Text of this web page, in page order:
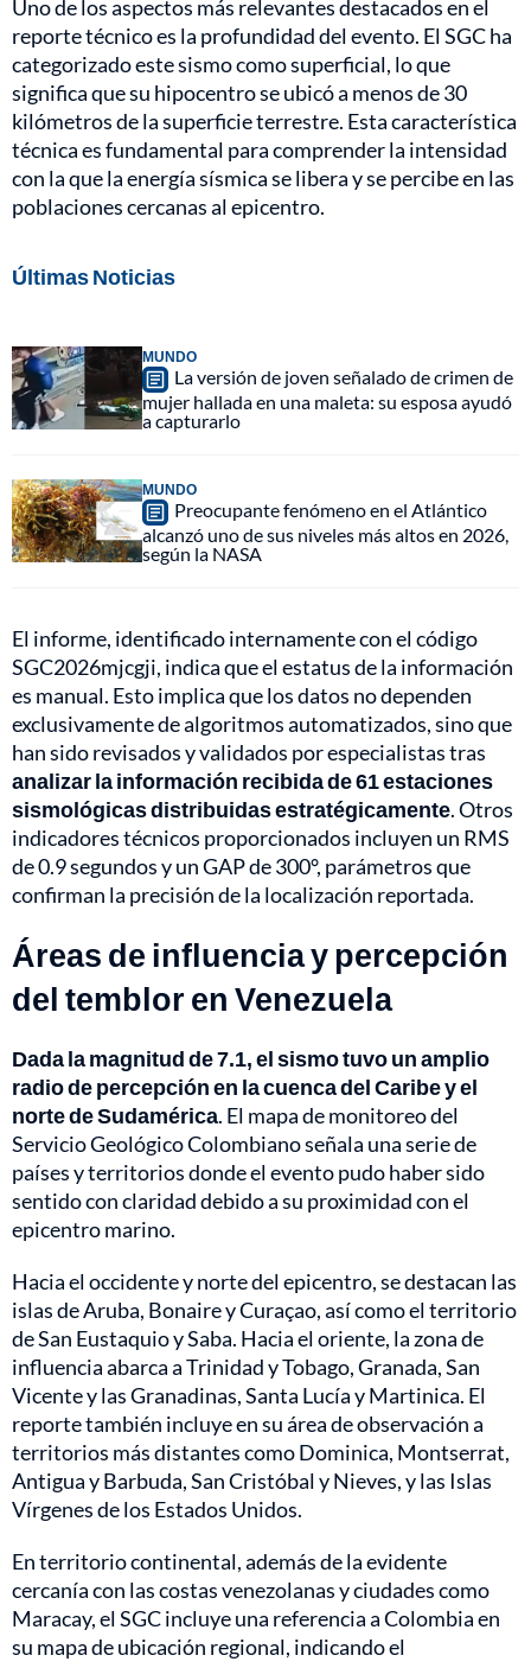
Uno de los aspectos más relevantes destacados en el
reporte técnico es la profundidad del evento. El SGC ha
categorizado este sismo como superficial, lo que
significa que su hipocentro se ubicó a menos de 30
kilómetros de la superficie terrestre. Esta característica
técnica es fundamental para comprender la intensidad
con la que la energía sísmica se libera y se percibe en las
poblaciones cercanas al epicentro.
Últimas Noticias
MUNDO
La versión de joven señalado de crimen de
mujer hallada en una maleta: su esposa ayudó
a capturarlo
MUNDO
Preocupante fenómeno en el Atlántico
alcanzó uno de sus niveles más altos en 2026,
según la NASA
El informe, identificado internamente con el código
SGC2026mjcgji, indica que el estatus de la información
es manual. Esto implica que los datos no dependen
exclusivamente de algoritmos automatizados, sino que
han sido revisados y validados por especialistas tras
analizar la información recibida de 61 estaciones
sismológicas distribuidas estratégicamente. Otros
indicadores técnicos proporcionados incluyen un RMS
de 0.9 segundos y un GAP de 300°, parámetros que
confirman la precisión de la localización reportada.
Áreas de influencia y percepción
del temblor en Venezuela
Dada la magnitud de 7.1, el sismo tuvo un amplio
radio de percepción en la cuenca del Caribe y el
norte de Sudamérica. El mapa de monitoreo del
Servicio Geológico Colombiano señala una serie de
países y territorios donde el evento pudo haber sido
sentido con claridad debido a su proximidad con el
epicentro marino.
Hacia el occidente y norte del epicentro, se destacan las
islas de Aruba, Bonaire y Curaçao, así como el territorio
de San Eustaquio y Saba. Hacia el oriente, la zona de
influencia abarca a Trinidad y Tobago, Granada, San
Vicente y las Granadinas, Santa Lucía y Martinica. El
reporte también incluye en su área de observación a
territorios más distantes como Dominica, Montserrat,
Antigua y Barbuda, San Cristóbal y Nieves, y las Islas
Vírgenes de los Estados Unidos.
En territorio continental, además de la evidente
cercanía con las costas venezolanas y ciudades como
Maracay, el SGC incluye una referencia a Colombia en
su mapa de ubicación regional, indicando el